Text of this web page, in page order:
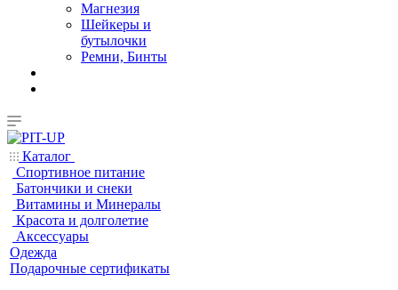
Магнезия
Шейкеры и
бутылочки
Ремни, Бинты
Каталог
Спортивное питание
Батончики и снеки
Витамины и Минералы
Красота и долголетие
Аксессуары
Одежда
Подарочные сертификаты